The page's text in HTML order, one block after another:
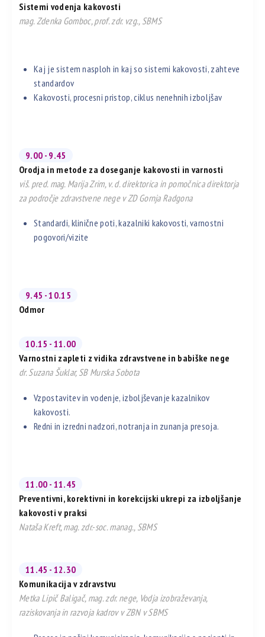
Sistemi vodenja kakovosti
mag. Zdenka Gomboc, prof. zdr. vzg., SBMS
Kaj je sistem nasploh in kaj so sistemi kakovosti, zahteve
standardov
Kakovosti, procesni pristop, ciklus nenehnih izboljšav
9.00 - 9.45
Orodja in metode za doseganje kakovosti in varnosti
viš. pred. mag. Marija Zrim, v. d. direktorica in pomočnica direktorja
za področje zdravstvene nege v ZD Gornja Radgona
Standardi, klinične poti, kazalniki kakovosti, varnostni
pogovori/vizite
9.45 - 10.15
Odmor
10.15 - 11.00
Varnostni zapleti z vidika zdravstvene in babiške nege
dr. Suzana Šuklar, SB Murska Sobota
Vzpostavitev in vodenje, izboljševanje kazalnikov
kakovosti.
Redni in izredni nadzori, notranja in zunanja presoja.
11.00 - 11.45
Preventivni, korektivni in korekcijski ukrepi za izboljšanje
kakovosti v praksi
Nataša Kreft, mag. zdr.-soc. manag., SBMS
11.45 - 12.30
Komunikacija v zdravstvu
Metka Lipič Baligač, mag. zdr. nege, Vodja izobraževanja,
raziskovanja in razvoja kadrov v ZBN v SBMS